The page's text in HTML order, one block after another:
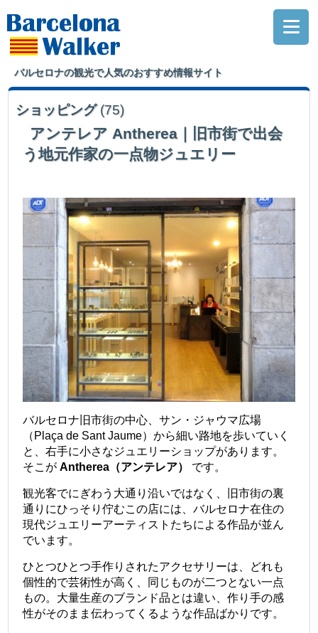
バルセロナの観光で人気のおすすめ情報サイト
ショッピング(75)
アンテレア Antherea｜旧市街で出会
う地元作家の一点物ジュエリー
バルセロナ旧市街の中心、サン・ジャウマ広場
（Plaça de Sant Jaume）から細い路地を歩いていく
と、右手に小さなジュエリーショップがあります。
そこがAntherea（アンテレア） です。
観光客でにぎわう大通り沿いではなく、旧市街の裏
通りにひっそり佇むこの店には、バルセロナ在住の
現代ジュエリーアーティストたちによる作品が並ん
でいます。
ひとつひとつ手作りされたアクセサリーは、どれも
個性的で芸術性が高く、同じものが二つとない一点
もの。大量生産のブランド品とは違い、作り手の感
性がそのまま伝わってくるような作品ばかりです。